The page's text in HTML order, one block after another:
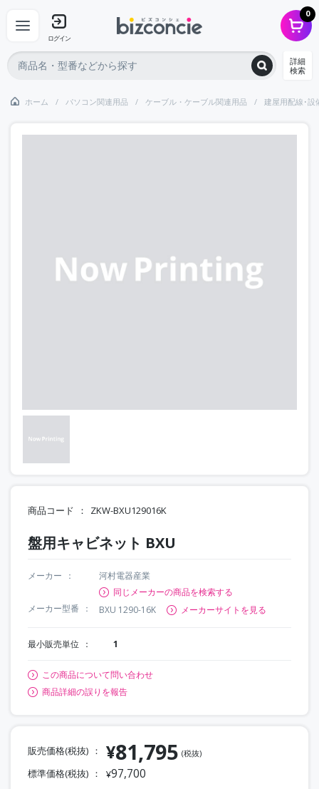
ログイン
0
詳細
検索
ホーム パソコン関連用品 ケーブル・ケーブル関連用品 建屋用配線･設
商品コード ZKW-BXU129016K
盤用キャビネット BXU
メーカー
河村電器産業
同じメーカーの商品を検索する
メーカー型番
BXU 1290-16K メーカーサイトを見る
最小販売単位 1
この商品について問い合わせ
商品詳細の誤りを報告
販売価格(税抜) ¥81,795 (税抜)
標準価格(税抜) ¥97,700